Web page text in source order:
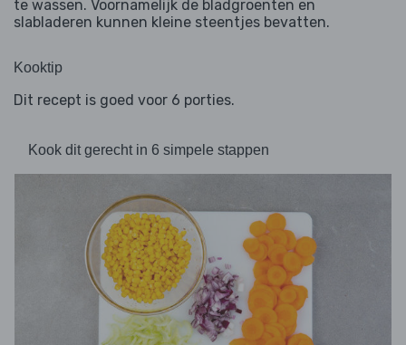
te wassen. Voornamelijk de bladgroenten en
slabladeren kunnen kleine steentjes bevatten.
Kooktip
Dit recept is goed voor 6 porties.
Kook dit gerecht in 6 simpele stappen